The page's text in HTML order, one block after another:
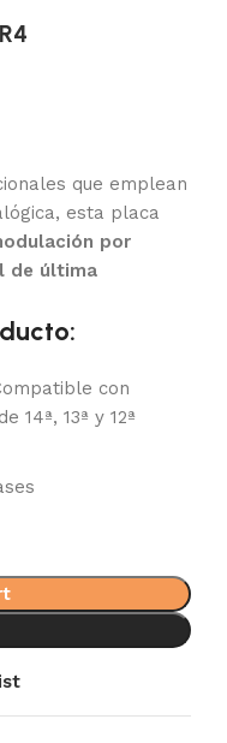
que emplean
esta placa
por
de última
con
14ª, 13ª y 12ª